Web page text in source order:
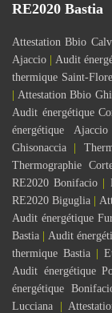
RE2020 Bastia
Attestation Bbio
Ajaccio
Audit
thermique Saint-
Attestation Bbio
Audit énergétique
énergétique Ajaccio
Ghisonaccia
Thermographie
RE2020 Bonifacio
RE2020 Biguglia
Audit énergétique
Bastia
Audit
thermique Bastia |
Audit énergétique
énergétique
Lucciana